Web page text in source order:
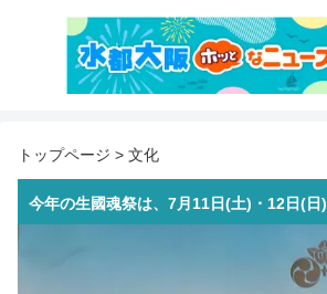
トップページ > 文化
今年の生國魂祭は、7月11日(土)・12日(日)